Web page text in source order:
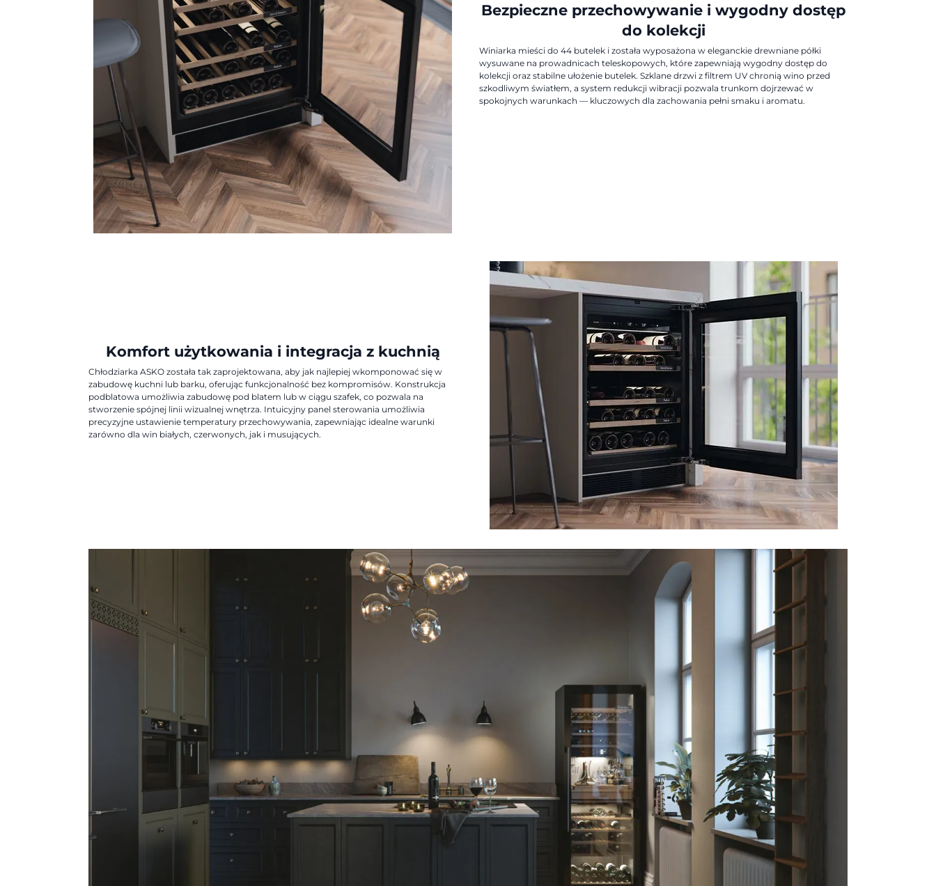
Bezpieczne przechowywanie i wygodny dostęp
do kolekcji
Winiarka mieści do 44 butelek i została wyposażona w eleganckie drewniane półki
wysuwane na prowadnicach teleskopowych, które zapewniają wygodny dostęp do
kolekcji oraz stabilne ułożenie butelek. Szklane drzwi z filtrem UV chronią wino przed
szkodliwym światłem, a system redukcji wibracji pozwala trunkom dojrzewać w
spokojnych warunkach — kluczowych dla zachowania pełni smaku i aromatu.
Komfort użytkowania i integracja z kuchnią
Chłodziarka ASKO została tak zaprojektowana, aby jak najlepiej wkomponować się w
zabudowę kuchni lub barku, oferując funkcjonalność bez kompromisów. Konstrukcja
podblatowa umożliwia zabudowę pod blatem lub w ciągu szafek, co pozwala na
stworzenie spójnej linii wizualnej wnętrza. Intuicyjny panel sterowania umożliwia
precyzyjne ustawienie temperatury przechowywania, zapewniając idealne warunki
zarówno dla win białych, czerwonych, jak i musujących.